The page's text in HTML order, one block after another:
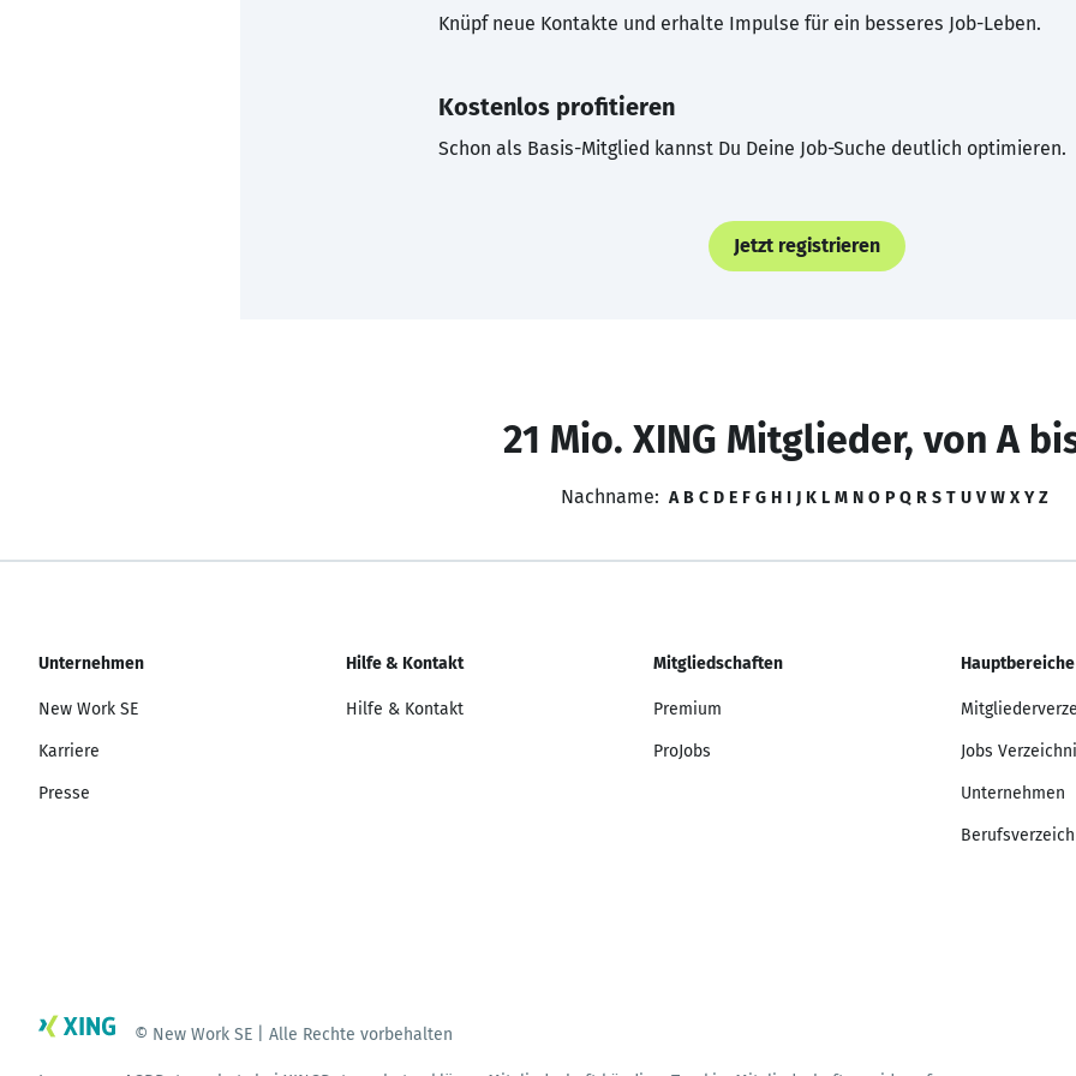
Knüpf neue Kontakte und erhalte Impulse für ein besseres Job-Leben.
Kostenlos profitieren
Schon als Basis-Mitglied kannst Du Deine Job-Suche deutlich optimieren.
Jetzt registrieren
21 Mio. XING Mitglieder, von A
Nachname: A B C D E F G H I J K L M N O P Q R S T U V W X Y Z
Unternehmen
New Work SE
Karriere
Presse
Hilfe & Kontakt
Hilfe & Kontakt
Mitgliedschaften
Premium
ProJobs
Hauptbereiche
Jobs
Unternehmen
© New Work SE | Alle Rechte vorbehalten